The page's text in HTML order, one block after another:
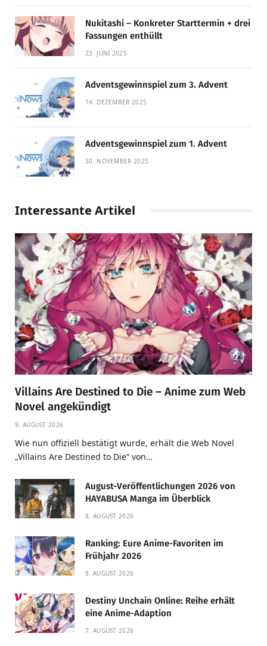
Nukitashi – Konkreter Starttermin + drei
Fassungen enthüllt
23. JUNI 2025
Adventsgewinnspiel zum 3. Advent
14. DEZEMBER 2025
Adventsgewinnspiel zum 1. Advent
30. NOVEMBER 2025
Interessante Artikel
Villains Are Destined to Die – Anime zum Web
Novel angekündigt
9. AUGUST 2026
Wie nun offiziell bestätigt wurde, erhält die Web Novel
„Villains Are Destined to Die“ von…
August-Veröffentlichungen 2026 von
HAYABUSA Manga im Überblick
8. AUGUST 2026
Ranking: Eure Anime-Favoriten im
Frühjahr 2026
8. AUGUST 2026
Destiny Unchain Online: Reihe erhält
eine Anime-Adaption
7. AUGUST 2026